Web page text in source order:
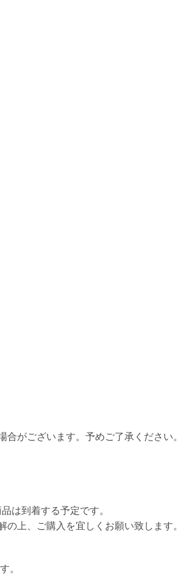
がございます。予めご了承ください。
は到着する予定です。
上、ご購入を宜しくお願い致します。
。